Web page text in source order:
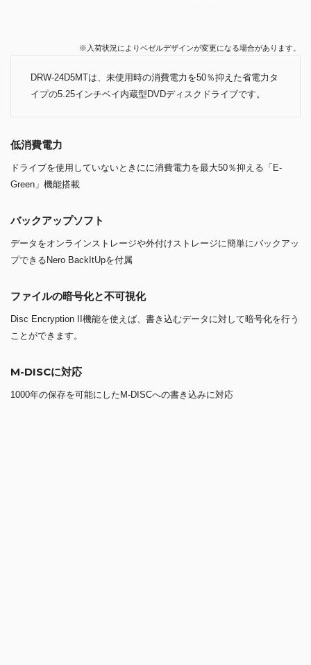
※入荷状況によりベゼルデザインが変更になる場合があります。
DRW-24D5MTは、未使用時の消費電力を50％抑えた省電力タ
イプの5.25インチベイ内蔵型DVDディスクドライブです。
低消費電力
ドライブを使用していないときにに消費電力を最大50％抑える「E-
Green」機能搭載
バックアップソフト
データをオンラインストレージや外付けストレージに簡単にバックアッ
プできるNero BackItUpを付属
ファイルの暗号化と不可視化
Disc Encryption II機能を使えば、書き込むデータに対して暗号化を行う
ことができます。
M-DISCに対応
1000年の保存を可能にしたM-DISCへの書き込みに対応